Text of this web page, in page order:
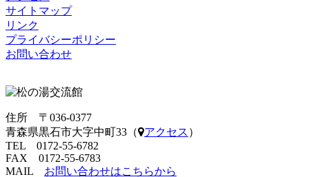
サイトマップ
リンク
プライバシーポリシー
お問い合わせ
住所 〒036-0377
青森県黒石市大字中町33（
アクセス ）
TEL 0172-55-6782
FAX 0172-55-6783
MAIL お問い合わせはこちらから